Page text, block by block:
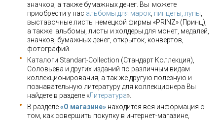
значков, а также бумажных денег. Вы можете
приобрести у нас альбомы для марок пинцеты, лупы
выставочные листы немецкой фирмы «PRINZ» (Принц),
а также альбомы, листы и холдеры для монет, медалей,
значков, бумажных денег, открыток, конвертов,
фотографий.
Каталоги Standart-Collection (Стандарт Коллекция),
Соловьева и других изданий по различным видам
коллекционирования, а так же другую полезную и
познавательную литературу для коллекционера Вы
найдете в разделе «Литература».
В разделе«О магазине» находится вся информация о
том, как совершить покупку в интернет-магазине,